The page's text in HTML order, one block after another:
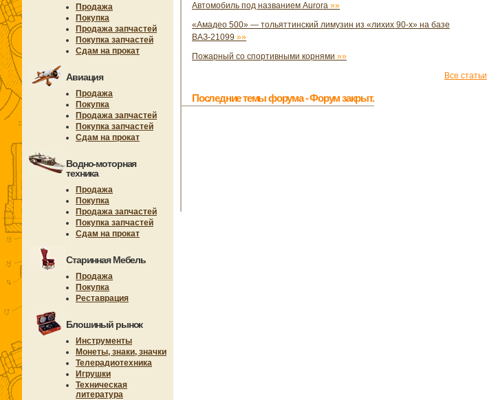
Продажа
Покупка
Продажа запчастей
Покупка запчастей
Сдам на прокат
Авиация
Продажа
Покупка
Продажа запчастей
Покупка запчастей
Сдам на прокат
Водно-моторная
техника
Продажа
Покупка
Продажа запчастей
Покупка запчастей
Сдам на прокат
Старинная Мебель
Продажа
Покупка
Реставрация
Блошиный рынок
Инструменты
Монеты, знаки, значки
Телерадиотехника
Игрушки
Техническая
литература
Автомобиль под названием Aurora »»
«Амадео 500» — тольяттинский лимузин из «лихих 90-х» на базе
ВАЗ-21099 »»
Пожарный со спортивными корнями »»
Все статьи
Последние темы форума - Форум закрыт.